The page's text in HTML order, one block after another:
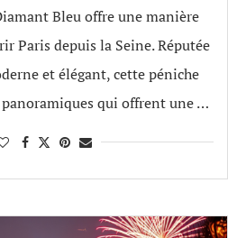
Bleu offre une manière
Paris depuis la Seine. Réputée
et élégant, cette péniche
qui offrent une …